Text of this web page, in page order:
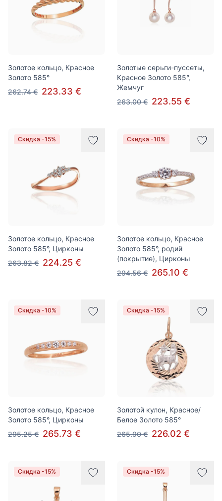
Золотое кольцо, Красное
Золото 585°
262.74 € 223.33 €
Золотые серьги-пуссеты,
Красное Золото 585°,
Жемчуг
263.00 € 223.55 €
Скидка -15%
Золотое кольцо, Красное
Золото 585°, Цирконы
263.82 € 224.25 €
Скидка -10%
Золотое кольцо, Красное
Золото 585°, родий
(покрытие), Цирконы
294.56 € 265.10 €
Скидка -10%
Золотое кольцо, Красное
Золото 585°, Цирконы
295.25 € 265.73 €
Скидка -15%
Золотой кулон, Красное/
Белое Золото 585°
265.90 € 226.02 €
Скидка -15% Скидка -15%